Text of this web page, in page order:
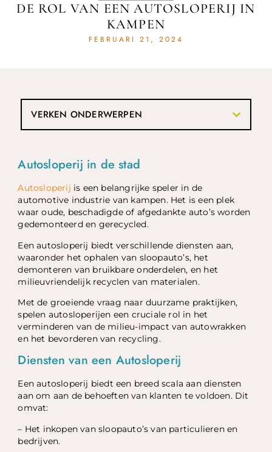
DE ROL VAN EEN AUTOSLOPERIJ IN
KAMPEN
FEBRUARI 21, 2024
Autosloperij in de stad
Autosloperij is een belangrijke speler in de
automotive industrie van kampen. Het is een plek
waar oude, beschadigde of afgedankte auto’s worden
gedemonteerd en gerecycled.
Een autosloperij biedt verschillende diensten aan,
waaronder het ophalen van sloopauto’s, het
demonteren van bruikbare onderdelen, en het
milieuvriendelijk recyclen van materialen.
Met de groeiende vraag naar duurzame praktijken,
spelen autosloperijen een cruciale rol in het
verminderen van de milieu-impact van autowrakken
en het bevorderen van recycling.
Diensten van een Autosloperij
Een autosloperij biedt een breed scala aan diensten
aan om aan de behoeften van klanten te voldoen. Dit
omvat:
– Het inkopen van sloopauto’s van particulieren en
bedrijven.
VERKEN ONDERWERPEN